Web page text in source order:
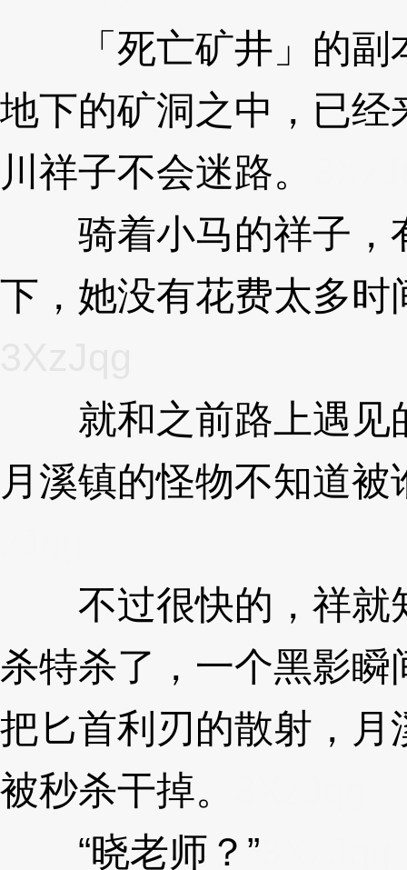
「死亡矿井」的副
地下的矿洞之中，已
川祥子不会迷路。
骑着小马的祥子，
下，她没有花费太多
就和之前路上遇见
月溪镇的怪物不知道
不过很快的，祥就
杀特杀了，一个黑影
把匕首利刃的散射，
被秒杀干掉。
“晓老师？”